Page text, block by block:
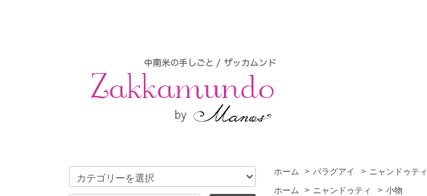
ホーム > パラグアイ > ニャンドゥティ
ホーム
> ニャンドゥティ > 小物